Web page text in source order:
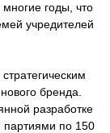
годы, что
учредителей
бренда.
разработке
партиями по 150